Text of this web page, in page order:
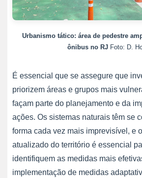
Urbanismo tático: área de pedestre
ônibus no RJ Foto: D.
É essencial que se assegure que
priorizem áreas e grupos mais
façam parte do planejamento e da
ações. Os sistemas naturais têm se
forma cada vez mais imprevisível, e
atualizado do território é essencial
identifiquem as medidas mais
implementação de medidas